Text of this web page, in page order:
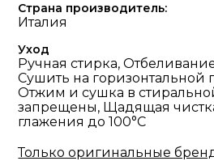
Страна производитель:
Италия
Уход
Ручная стирка,
Сушить на горизонтальной
Отжим и сушка в
запрещены, Щадящая
глажения до 100°С
Только оригинальные